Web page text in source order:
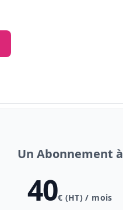
Un Abonnement à
40€ (HT) / mois